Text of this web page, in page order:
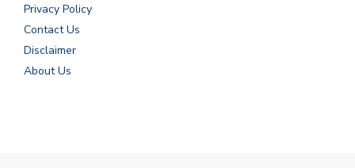
Privacy Policy
Contact Us
Disclaimer
About Us